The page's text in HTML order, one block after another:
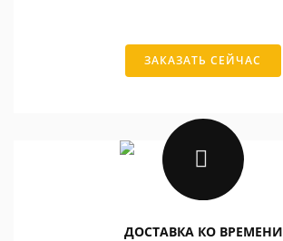
ЗАКАЗАТЬ СЕЙЧАС
ДОСТАВКА КО ВРЕМЕНИ